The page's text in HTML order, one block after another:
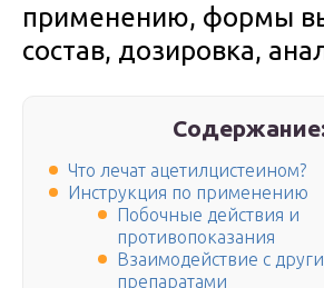
применению, формы
состав, дозировка,
Что лечат ацетилцистеином?
Инструкция по применению
Побочные действия и
противопоказания
Взаимодействие с
препаратами